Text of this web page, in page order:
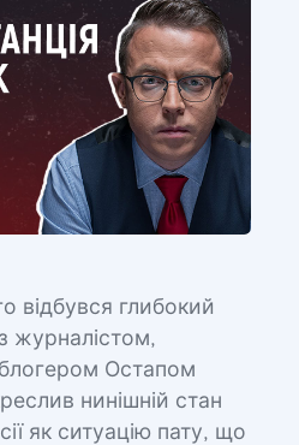
відбувся глибокий
журналістом,
Остапом
нинішній стан
як ситуацію пату, що